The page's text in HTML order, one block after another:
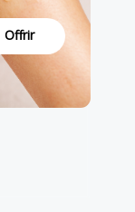
Offrir